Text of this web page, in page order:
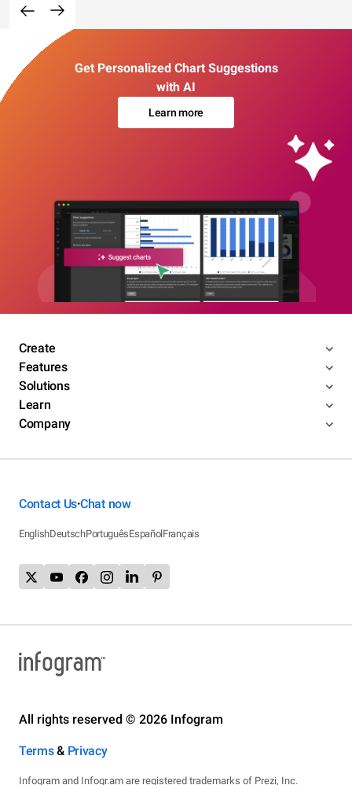
Get Personalized Chart Suggestions
with AI
Learn more
Create
Features
Solutions
Learn
Company
Contact Us•Chat now
EnglishDeutschPortuguêsEspañolFrançais
All rights reserved © 2026 Infogram
Terms& Privacy
Infogram and Infogr.am are registered trademarks of Prezi, Inc.